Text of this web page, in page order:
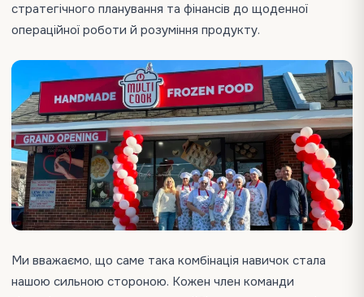
стратегічного планування та фінансів до щоденної
операційної роботи й розуміння продукту.
Ми вважаємо, що саме така комбінація навичок стала
нашою сильною стороною. Кожен член команди